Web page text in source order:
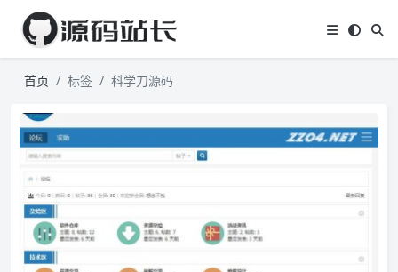
首页 标签 科学刀源码